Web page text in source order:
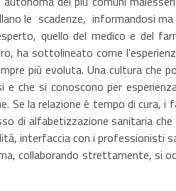
le scadenze, informandosi ma
quello del medico e del
ha sottolineato come
più evoluta. Una cultura
che si conoscono per
Se la relazione è tempo di
di alfabetizzazione sanitaria
interfaccia con i professionisti
collaborando strettamente, si